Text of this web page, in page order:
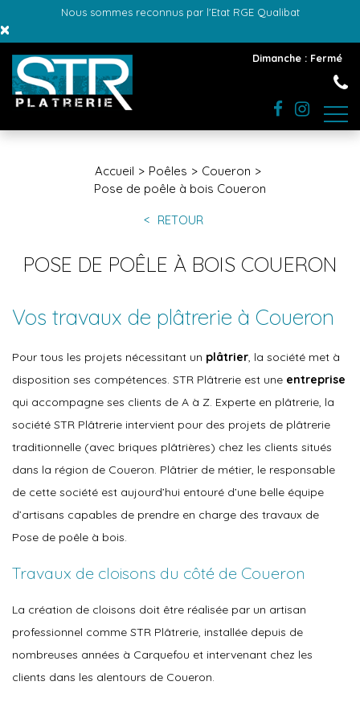
Nous sommes reconnus par l'Etat RGE Qualibat
×
Dimanche : Fermé
Accueil Poêles
Coueron
Pose de poêle à bois Coueron
RETOUR
POSE DE POÊLE À BOIS COUERON
Vos travaux de plâtrerie à Coueron
Pour tous les projets nécessitant un plâtrier, la société met à
disposition ses compétences. STR Plâtrerie est une entreprise
qui accompagne ses clients de A à Z. Experte en plâtrerie, la
société STR Plâtrerie intervient pour des projets de plâtrerie
traditionnelle (avec briques plâtrières) chez les clients situés
dans la région de Coueron. Plâtrier de métier, le responsable
de cette société est aujourd’hui entouré d’une belle équipe
d’artisans capables de prendre en charge des travaux de
Pose de poêle à bois.
Travaux de cloisons du côté de Coueron
La création de cloisons doit être réalisée par un artisan
professionnel comme STR Plâtrerie, installée depuis de
nombreuses années à Carquefou et intervenant chez les
clients dans les alentours de Coueron.